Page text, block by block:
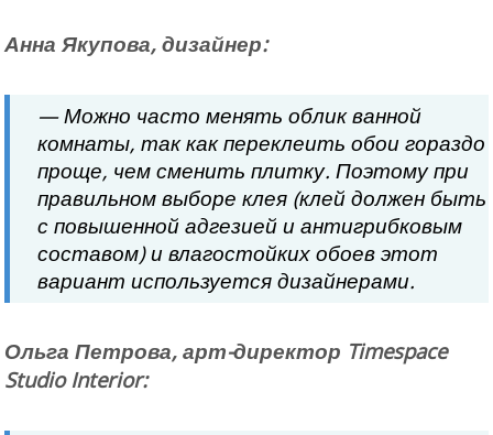
Анна Якупова, дизайнер:
— Можно часто менять облик ванной
комнаты, так как переклеить обои гораздо
проще, чем сменить плитку. Поэтому при
правильном выборе клея (клей должен быть
с повышенной адгезией и антигрибковым
составом) и влагостойких обоев этот
вариант используется дизайнерами.
Ольга Петрова, арт-директор Timespace
Studio Interior: